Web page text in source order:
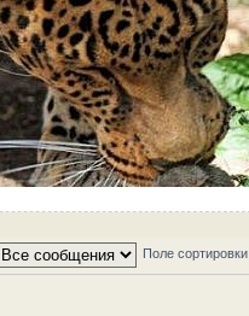
Поле сортировки